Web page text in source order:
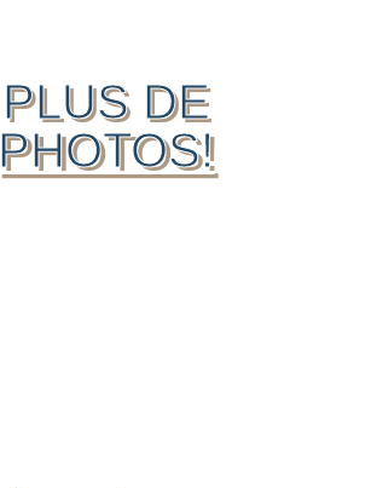
PLUS DE
PHOTOS!